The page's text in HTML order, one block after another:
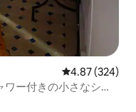
レビュー324
4.87 (324)
ー付きの小さなシン